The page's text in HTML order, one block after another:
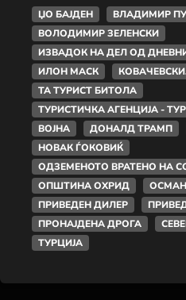
ЏО БАЈДЕН
ВЛАДИМИР
ВОЛОДИМИР ЗЕЛЕНСКИ
ИЗВАДОК НА ДЕЛ ОД
ИЛОН МАСК
ТА ТУРИСТ БИТОЛА
ТУРИСТИЧКА АГЕНЦИЈА -
ВОЈНА
ДОНАЛД ТРАМП
НОВАК ЃОКОВИЌ
ОДЗЕМЕНОТО ВРАТЕНО НА
ОПШТИНА ОХРИД
ПРИВЕДЕН ДИЛЕР
ПРОНАЈДЕНА ДРОГА
ТУРЦИЈА